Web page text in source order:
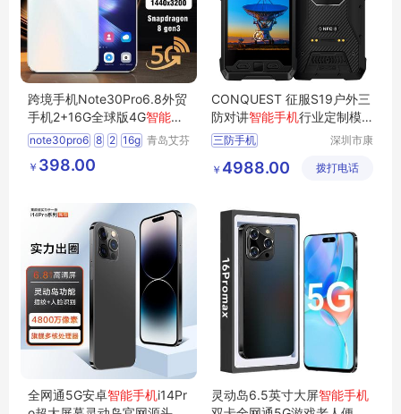
跨境手机Note30Pro6.8外贸
手机2+16G全球版4G智能手
机incell大屏
note30pro6 8 2 16g
智能手机
incell
青岛艾芬
￥ 398.00
CONQUEST 征服S19户外三
防对讲智能手机行业定制模
块化手持终端
三防手机
深圳市康
讯设备有
￥ 4988.00 拨打电话
全网通5G安卓智能手机i14Pr
灵动岛6.5英寸大屏智能手机